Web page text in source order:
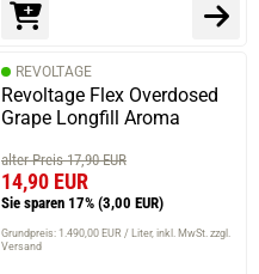
REVOLTAGE
Revoltage Flex Overdosed
Grape Longfill Aroma
alter Preis 17,90 EUR
14,90 EUR
Sie sparen 17% (3,00 EUR)
Grundpreis: 1.490,00 EUR / Liter inkl. MwSt. zzgl.
Versand